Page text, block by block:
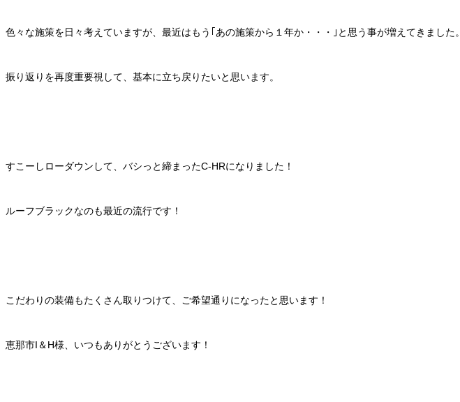
色々な施策を日々考えていますが、最近はもう｢あの施策から１年か・・・｣と思う事が増えてきました。
振り返りを再度重要視して、基本に立ち戻りたいと思います。
すこーしローダウンして、バシっと締まったC-HRになりました！
ルーフブラックなのも最近の流行です！
こだわりの装備もたくさん取りつけて、ご希望通りになったと思います！
恵那市I＆H様、いつもありがとうございます！